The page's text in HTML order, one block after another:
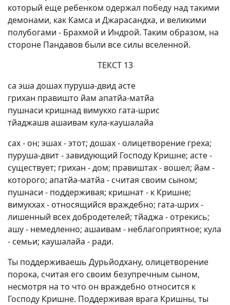
который еще ребенком одержал победу над такими
демонами, как Камса и Джарасандха, и великими
полубогами - Брахмой и Индрой. Таким образом, на
стороне Пандавов были все силы вселенной.
ТЕКСТ 13
са эша дошах пуруша-двид асте
грихан правишто йам апатйа-матйа
пушнаси кришнад вимукхо гата-шрис
тйаджашв ашаивам кула-каушалайа
сах - он; эшах - этот; дошах - олицетворение греха;
пуруша-двит - завидующий Господу Кришне; асте -
существует; грихан - дом; правиштах - вошел; йам -
которого; апатйа-матйа - считая своим сыном;
пушнаси - поддерживая; кришнат - к Кришне;
вимукхах - относящийся враждебно; гата-шрих -
лишенный всех добродетелей; тйаджа - отрекись;
ашу - немедленно; ашаивам - неблагоприятное; кула
- семьи; каушалайа - ради.
Ты поддерживаешь Дурьйодхану, олицетворение
порока, считая его своим безупречным сыном,
несмотря на то что он враждебно относится к
Господу Кришне. Поддерживая врага Кришны, ты